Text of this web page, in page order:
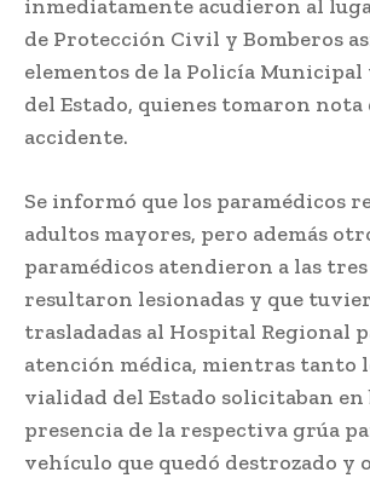
inmediatamente acudieron al
de Protección Civil y Bomberos
elementos de la Policía
del Estado, quienes tomaron nota
accidente.
Se informó que los paramédicos
adultos mayores, pero además
paramédicos atendieron a las
resultaron lesionadas y que
trasladadas al Hospital Regional
atención médica, mientras tanto
vialidad del Estado solicitaban en
presencia de la respectiva grúa
vehículo que quedó destrozado y